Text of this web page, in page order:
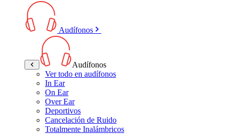
Audífonos
Audífonos
Ver todo en audífonos
In Ear
On Ear
Over Ear
Deportivos
Cancelación de Ruido
Totalmente Inalámbricos